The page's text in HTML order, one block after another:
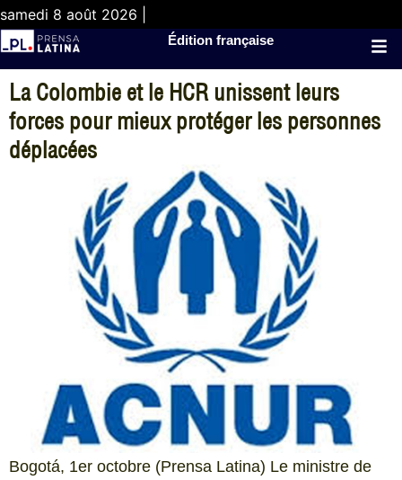
samedi 8 août 2026 |
Édition française
La Colombie et le HCR unissent leurs
forces pour mieux protéger les personnes
déplacées
Bogotá, 1er octobre (Prensa Latina) Le ministre de